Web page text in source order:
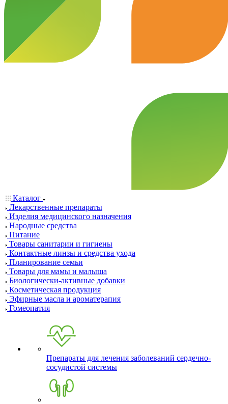
Каталог
Лекарственные препараты
Изделия медицинского назначения
Народные средства
Питание
Товары санитарии и гигиены
Контактные линзы и средства ухода
Планирование семьи
Товары для мамы и малыша
Биологически-активные добавки
Косметическая продукция
Эфирные масла и ароматерапия
Гомеопатия
Препараты для лечения заболеваний сердечно-
сосудистой системы